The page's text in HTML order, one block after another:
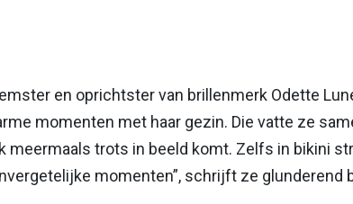
en oprichtster van brillenmerk Odette
momenten met haar gezin. Die vatte ze
meermaals trots in beeld komt. Zelfs in bikini
momenten”, schrijft ze glunderend